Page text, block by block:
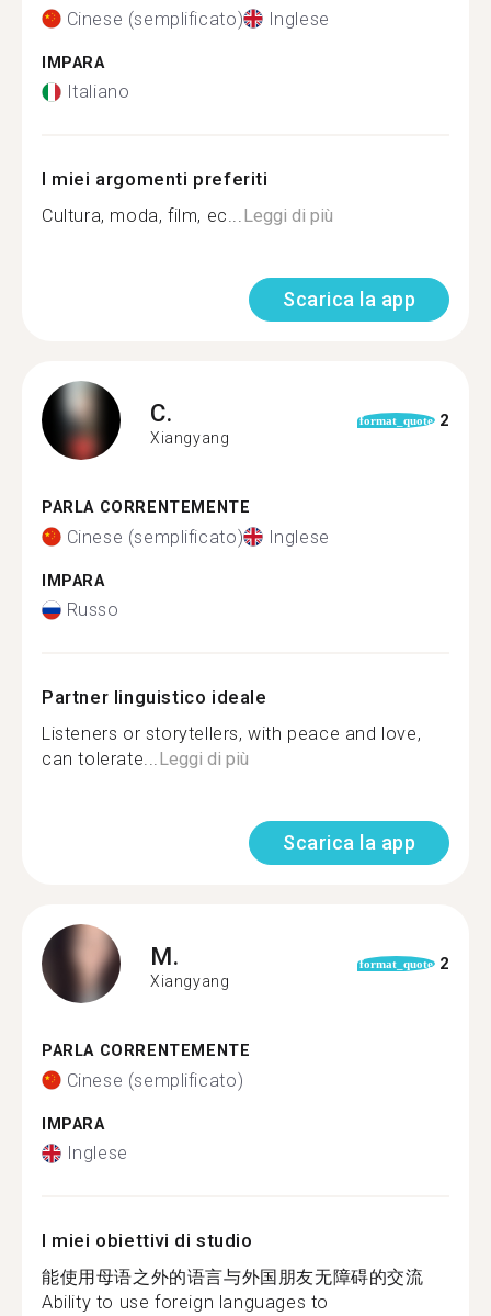
Cinese (semplificato) Inglese
IMPARA
Italiano
I miei argomenti preferiti
Cultura, moda, film, ec...Leggi di più
Scarica la app
C.
Xiangyang
format_quote 2
PARLA CORRENTEMENTE
Cinese (semplificato) Inglese
IMPARA
Russo
Partner linguistico ideale
Listeners or storytellers, with peace and love,
can tolerate...Leggi di più
Scarica la app
M.
Xiangyang
format_quote 2
PARLA CORRENTEMENTE
Cinese (semplificato)
IMPARA
Inglese
I miei obiettivi di studio
能使用母语之外的语言与外国朋友无障碍的交流
Ability to use foreign languages ​​to